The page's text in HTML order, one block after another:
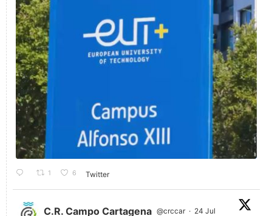
1 6 Twitter
C.R. Campo Cartagena @crccar · 24 Jul